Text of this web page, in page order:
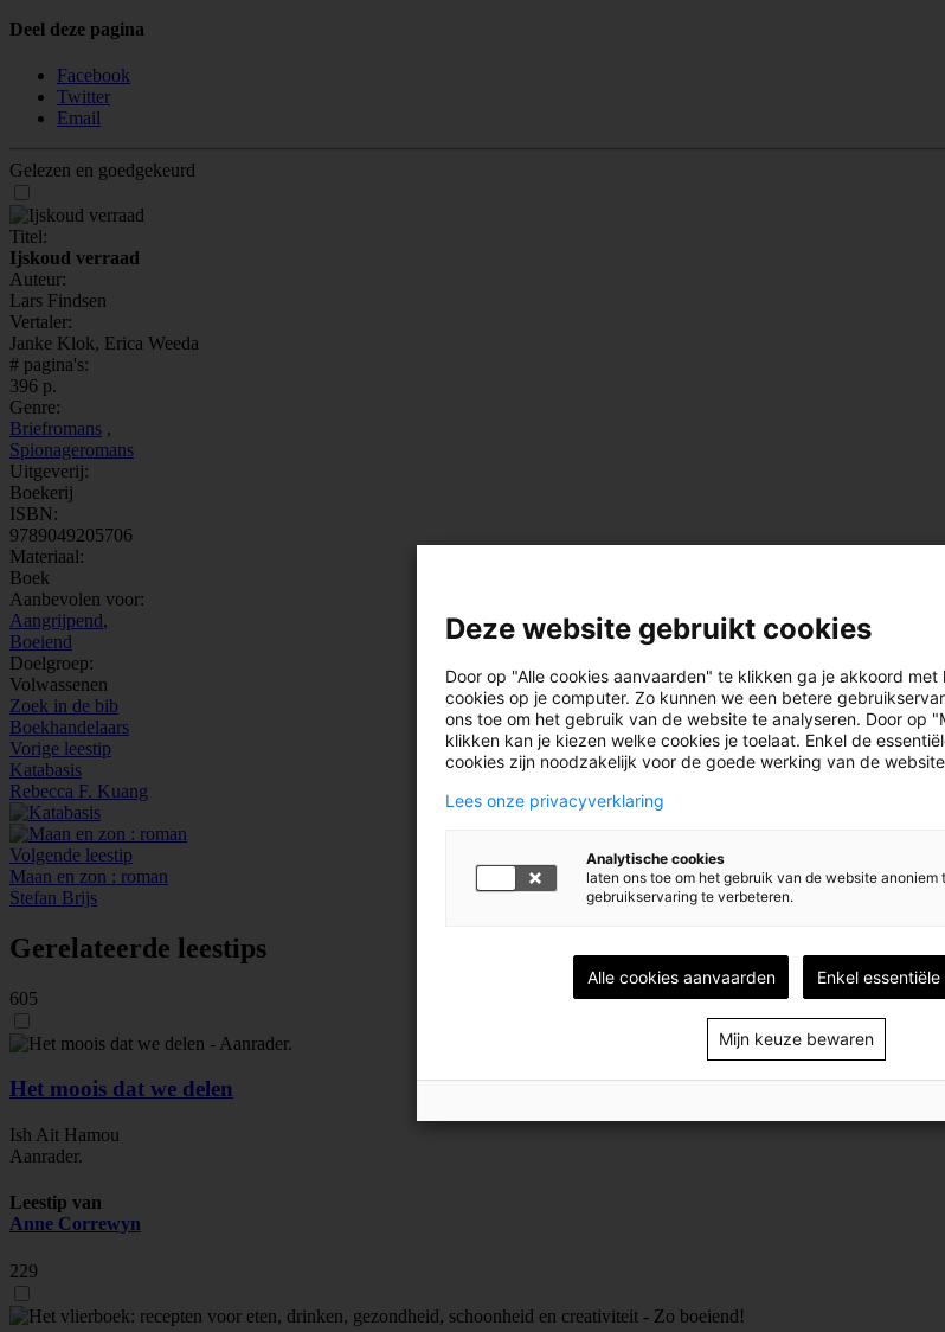
Deel deze pagina
Facebook
Twitter
Email
Gelezen en goedgekeurd
Titel:
Ijskoud verraad
Auteur:
Lars Findsen
Vertaler:
Janke Klok, Erica Weeda
# pagina's:
396 p.
Genre:
Briefromans ,
Spionageromans
Uitgeverij:
Boekerij
ISBN:
9789049205706
Materiaal:
Boek
Aanbevolen voor:
Aangrijpend,
Boeiend
Doelgroep:
Volwassenen
Zoek in de bib
Boekhandelaars
Vorige leestip
Katabasis
Rebecca F. Kuang
Volgende leestip
Maan en zon : roman
Stefan Brijs
Gerelateerde leestips
605
Het moois dat we delen
Ish Ait Hamou
Aanrader.
Leestip van
Anne Correwyn
229
Deze website gebruikt cookies
Door op "Alle cookies aanvaarden" te klikken ga je akkoord met
cookies op je computer. Zo kunnen we een betere
ons toe om het gebruik van de website te analyseren. Door op
klikken kan je kiezen welke cookies je toelaat. Enkel de
cookies zijn noodzakelijk voor de goede werking van de
Lees onze privacyverklaring
Analytische cookies
laten ons toe om het gebruik van de website anoniem
gebruikservaring te verbeteren.
Alle cookies aanvaarden Enkel
Mijn keuze bewaren